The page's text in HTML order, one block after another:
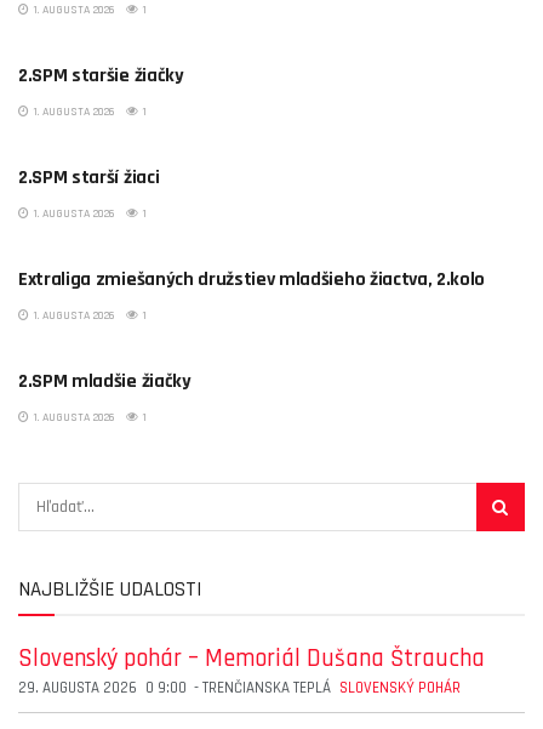
1. AUGUSTA 2026 1
2.SPM staršie žiačky
1. AUGUSTA 2026 1
2.SPM starší žiaci
1. AUGUSTA 2026 1
Extraliga zmiešaných družstiev mladšieho žiactva, 2.kolo
1. AUGUSTA 2026 1
2.SPM mladšie žiačky
1. AUGUSTA 2026 1
NAJBLIŽŠIE UDALOSTI
Slovenský pohár – Memoriál Dušana Štraucha
29. AUGUSTA 2026 O 9:00 -TRENČIANSKA TEPLÁ SLOVENSKÝ POHÁR